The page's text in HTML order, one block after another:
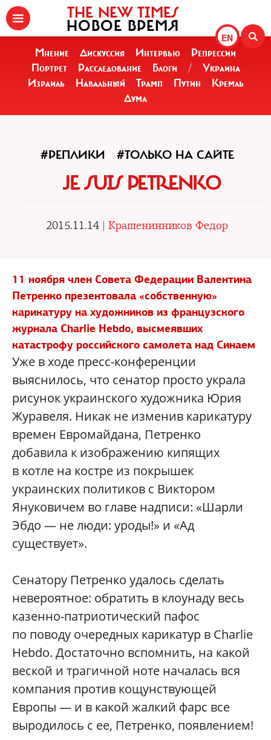
EN
THE NEW TIMES
НОВОЕ ВРЕМЯ
Мнение Дискуссия Интервью
Репрессии
Портрет
Расследование Блоги /
Украина
Израиль
Навальный Трамп Путин
Кремль
Дума
#РЕПЛИКИ #ТОЛЬКО НА САЙТЕ
JE SUIS PETRENKO
2015.11.14 | Крашенинников Федор
11 ноября член Совета Федерации Валентина
Петренко презентовала «собственную»
карикатуру на художников из французского
журнала Charlie Hebdo, высмеявших
катастрофу российского самолета над Синаем
Уже в ходе пресс-конференции
выяснилось, что сенатор просто украла
рисунок украинского художника Юрия
Журавеля. Никак не изменив карикатуру
времен Евромайдана, Петренко
добавила к изображению кипящих
в котле на костре из покрышек
украинских политиков с Виктором
Януковичем во главе надписи: «Шарли
Эбдо — не люди: уроды!» и «Ад
существует».
Сенатору Петренко удалось сделать
невероятное: обратить в клоунаду весь
казенно-патриотический пафос
по поводу очередных карикатур в Charlie
Hebdo. Достаточно вспомнить, на какой
веской и трагичной ноте началась вся
компания против кощунствующей
Европы — и в какой жалкий фарс все
выродилось с ее, Петренко, появлением!